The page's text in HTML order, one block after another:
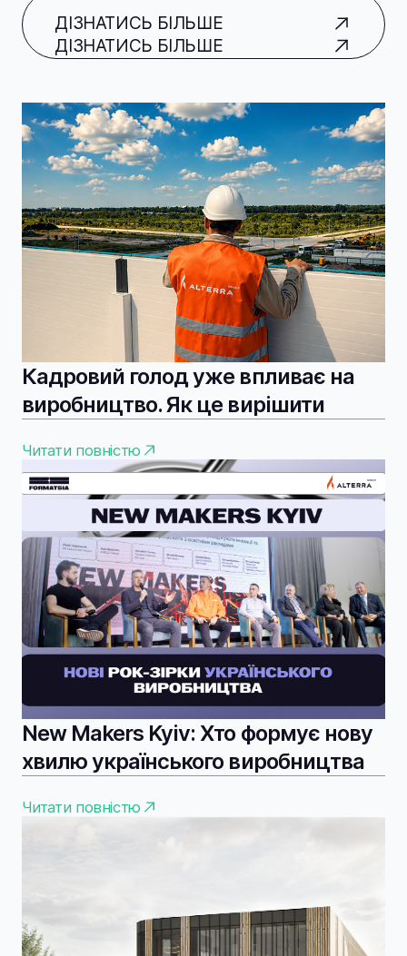
ДІЗНАТИСЬ БІЛЬШЕ
ДІЗНАТИСЬ БІЛЬШЕ
Кадровий голод уже впливає на
виробництво. Як це вирішити
Читати повністю
New Makers Kyiv: Хто формує нову
хвилю українського виробництва
Читати повністю